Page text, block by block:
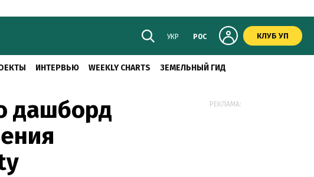
УКР РОС КЛУБ УП
ИНТЕРВЬЮ WEEKLY CHARTS ЗЕМЕЛЬНЫЙ ГИД
дашборд
РЕКЛАМА: